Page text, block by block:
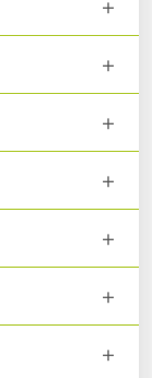
+
+
+
+
+
+
+